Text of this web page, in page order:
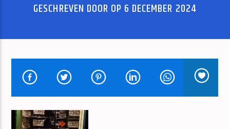
HUIDIG NUMMER
BOUWVAL
ERIK-VERBOUW
GESCHREVEN DOOR OP 6 DECEMBER 2024